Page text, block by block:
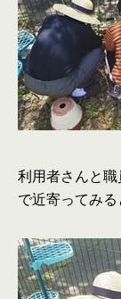
利用者さんと
で近寄ってみ